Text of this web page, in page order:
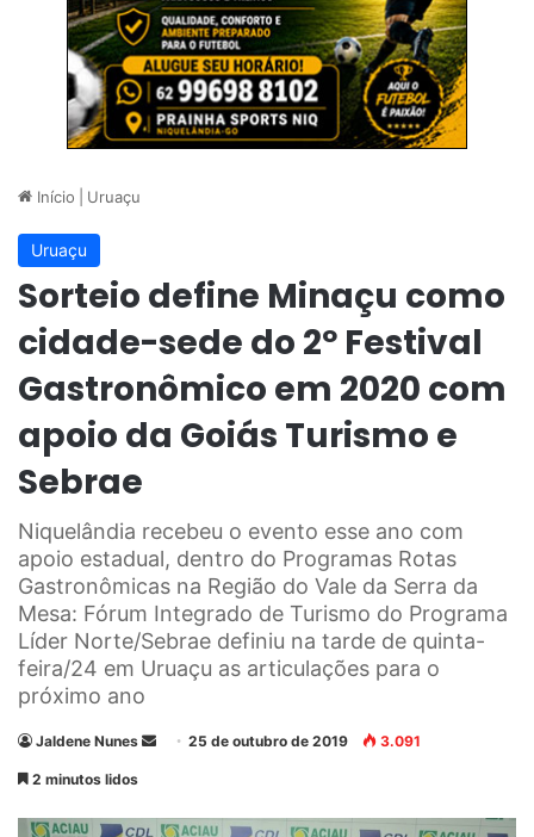
Início Uruaçu
Uruaçu
Sorteio define Minaçu como
cidade-sede do 2º Festival
Gastronômico em 2020 com
apoio da Goiás Turismo e
Sebrae
Niquelândia recebeu o evento esse ano com
apoio estadual, dentro do Programas Rotas
Gastronômicas na Região do Vale da Serra da
Mesa: Fórum Integrado de Turismo do Programa
Líder Norte/Sebrae definiu na tarde de quinta-
feira/24 em Uruaçu as articulações para o
próximo ano
Jaldene Nunes
d
25 de outubro de 2019 3.091
2 minutos lidos